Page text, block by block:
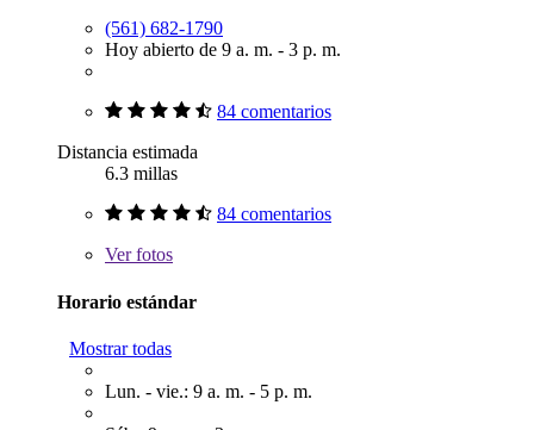
(561) 682-1790
Hoy abierto de 9 a. m. - 3 p. m.
84 comentarios
Distancia estimada
6.3 millas
84 comentarios
Verfotos
Horario estándar
Mostrar todas
Lun. - vie.: 9 a. m. - 5 p. m.